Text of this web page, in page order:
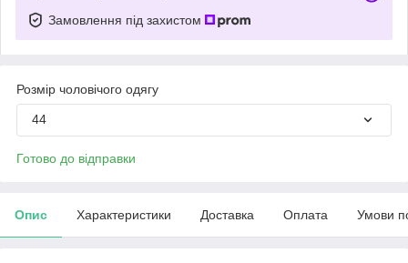
Замовлення під захистом
Розмір чоловічого одягу
44
Готово до відправки
Опис Характеристики Доставка Оплата Умови